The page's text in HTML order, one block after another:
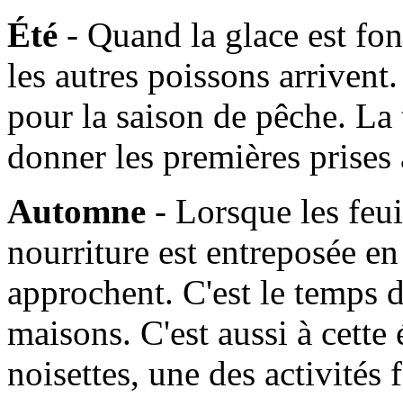
Été - Quand la glace est
les autres poissons
pour la saison de pêche.
donner les premières
Automne - Lorsque les
nourriture est entreposée
approchent. C'est le temps
maisons. C'est aussi à
noisettes, une des